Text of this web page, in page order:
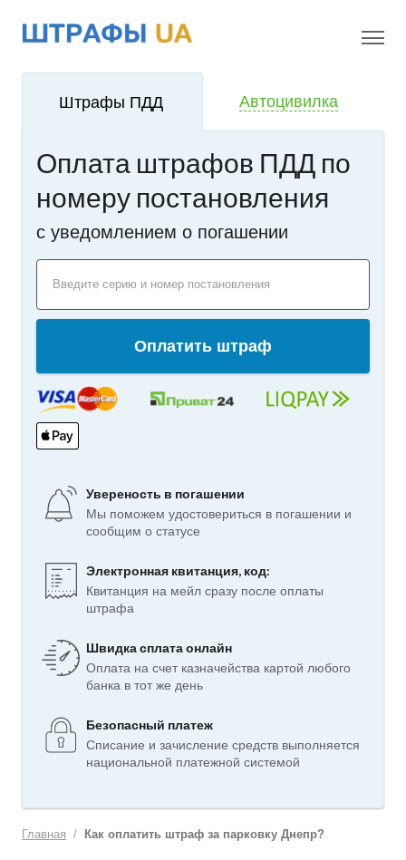
i!
Штрафы ПДД Автоцивилка
Оплата штрафов ПДД по
номеру постановления
c уведомлением о погашении
Введите серию и номер постановления
Оплатить штраф
Увереность в погашении
Мы поможем удостовериться в погашении и
сообщим о статусе
Электронная квитанция, код:
Квитанция на мейл сразу после оплаты
штрафа
Швидка сплата онлайн
Оплата на счет казначейства картой любого
банка в тот же день
Безопасный платеж
Списание и зачисление средств выполняется
национальной платежной системой
Главная Как оплатить штраф за парковку Днепр?